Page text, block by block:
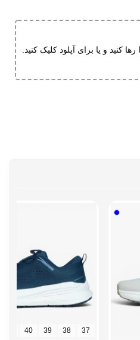
رها کنید و یا برای آپلود کلیک کنید.
37
38
39
40